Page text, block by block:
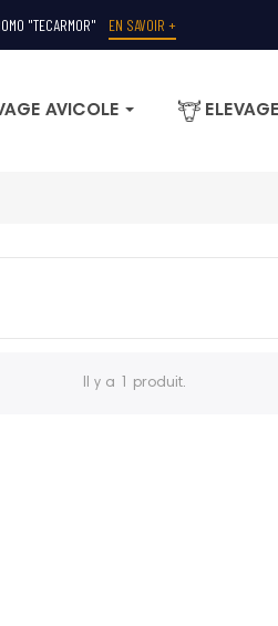
"TECARMOR" EN SAVOIR +
AVICOLE
Il y a 1 produit.